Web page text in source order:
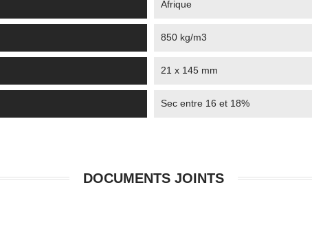
Afrique
850 kg/m3
21 x 145 mm
Sec entre 16 et 18%
DOCUMENTS JOINTS